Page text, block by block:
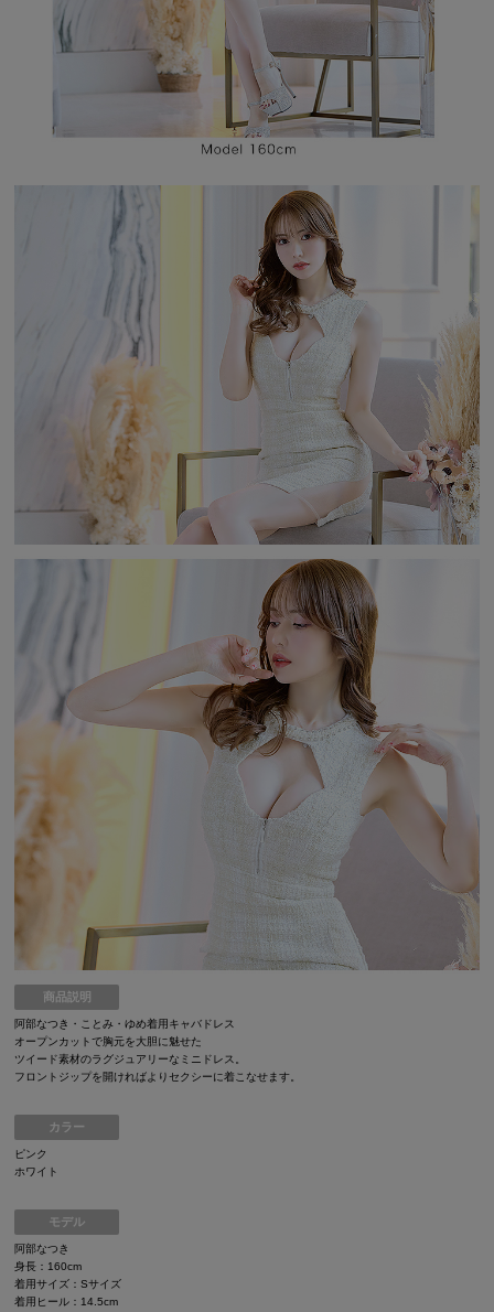
商品説明
阿部なつき・ことみ・ゆめ着用キャバドレス
オープンカットで胸元を大胆に魅せた
ツイード素材のラグジュアリーなミニドレス。
フロントジップを開ければよりセクシーに着こなせます。
カラー
ピンク
ホワイト
モデル
阿部なつき
身長：160cm
着用サイズ：Sサイズ
着用ヒール：14.5cm